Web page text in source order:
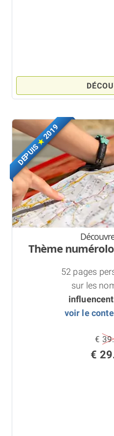
DEPUIS★2019
Thème
52 pages
sur les
voir le
€
€